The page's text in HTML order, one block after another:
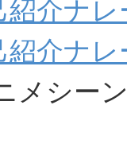
紹介ナ
紹介ナ
メシー